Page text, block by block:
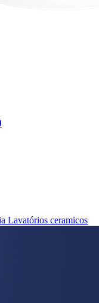
Lavatórios ceramicos